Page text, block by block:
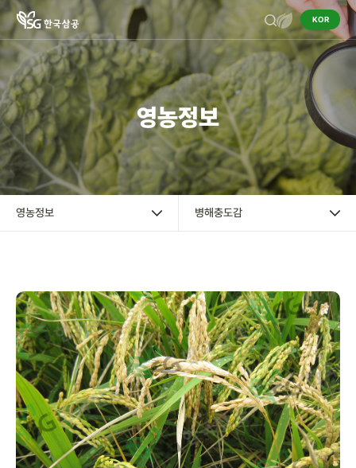
KOR
기업정보
작물보호제
영농정보
작물보호제의 이해
잡초도감
농업 가이드
홍보센터
사회공헌
영농정보
영농정보 병해충도감